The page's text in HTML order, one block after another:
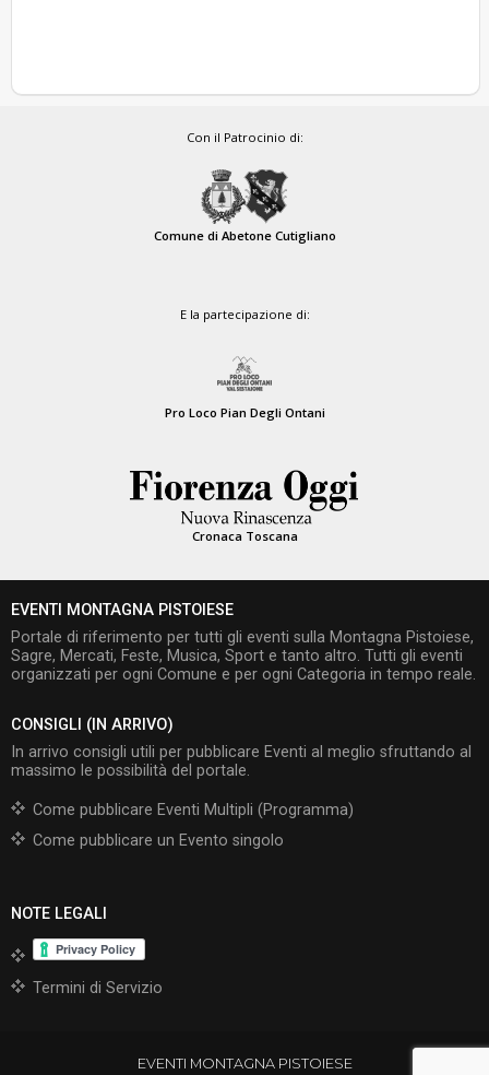
Con il Patrocinio di:
Comune di Abetone Cutigliano
E la partecipazione di:
Pro Loco Pian Degli Ontani
Cronaca Toscana
EVENTI MONTAGNA PISTOIESE
Portale di riferimento per tutti gli eventi sulla Montagna Pistoiese,
Sagre, Mercati, Feste, Musica, Sport e tanto altro. Tutti gli eventi
organizzati per ogni Comune e per ogni Categoria in tempo reale.
CONSIGLI (IN ARRIVO)
In arrivo consigli utili per pubblicare Eventi al meglio sfruttando al
massimo le possibilità del portale.
Come pubblicare Eventi Multipli (Programma)
Come pubblicare un Evento singolo
NOTE LEGALI
Termini di Servizio
EVENTI MONTAGNA PISTOIESE